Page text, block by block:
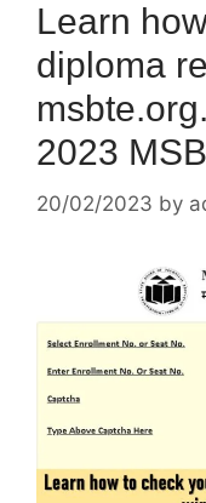
Learn
diploma
2023
20/02/2023 by